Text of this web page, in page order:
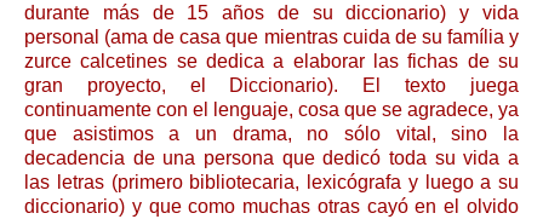
durante más de 15 años de su diccionario) y vida
personal (ama de casa que mientras cuida de su família y
zurce calcetines se dedica a elaborar las fichas de su
gran proyecto, el Diccionario). El texto juega
continuamente con el lenguaje, cosa que se agradece, ya
que asistimos a un drama, no sólo vital, sino la
decadencia de una persona que dedicó toda su vida a
las letras (primero bibliotecaria, lexicógrafa y luego a su
diccionario) y que como muchas otras cayó en el olvido